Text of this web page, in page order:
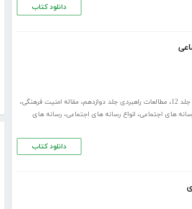
دانلود کتاب
12 ، مطالعات راهبردی جلد دوازدهم، مقاله امنیت فرهنگی،
های اجتماعی، انواع رسانه های اجتماعی، رسانه های
دانلود کتاب